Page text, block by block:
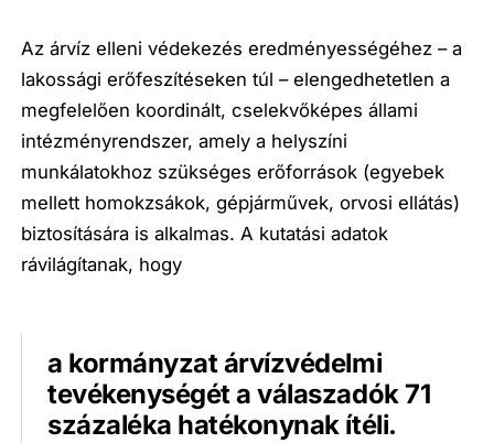
Az árvíz elleni védekezés eredményességéhez – a
lakossági erőfeszítéseken túl – elengedhetetlen a
megfelelően koordinált, cselekvőképes állami
intézményrendszer, amely a helyszíni
munkálatokhoz szükséges erőforrások (egyebek
mellett homokzsákok, gépjárművek, orvosi ellátás)
biztosítására is alkalmas. A kutatási adatok
rávilágítanak, hogy
a kormányzat árvízvédelmi
tevékenységét a válaszadók 71
százaléka hatékonynak ítéli.